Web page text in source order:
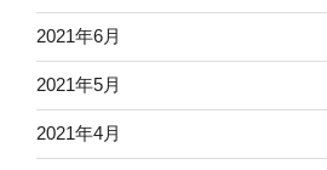
2021年6月
2021年5月
2021年4月